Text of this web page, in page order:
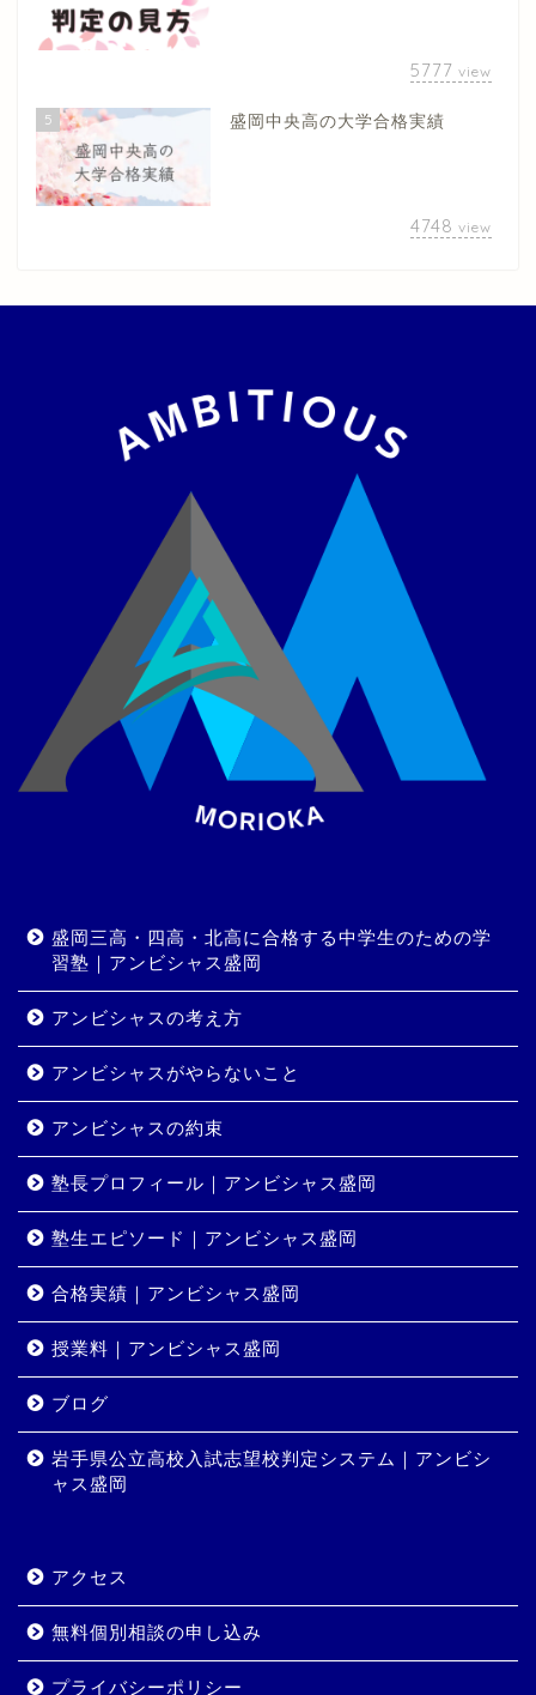
5777 view
5 盛岡中央高の大学合格実績
4748 view
盛岡三高・四高・北高に合格する中学生のための学
習塾｜アンビシャス盛岡
アンビシャスの考え方
アンビシャスがやらないこと
アンビシャスの約束
塾長プロフィール｜アンビシャス盛岡
塾生エピソード｜アンビシャス盛岡
合格実績｜アンビシャス盛岡
授業料｜アンビシャス盛岡
ブログ
岩手県公立高校入試志望校判定システム｜アンビシ
ャス盛岡
アクセス
無料個別相談の申し込み
プライバシーポリシー
コース・料金
岩手県公立高校入試志望校
判定システム｜アンビシャ